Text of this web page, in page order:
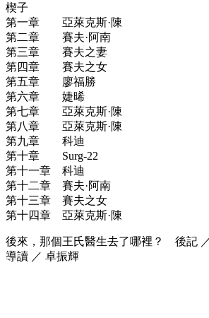
楔子
第一章 亞萊克斯·陳
第二章 賽夫·阿南
第三章 賽夫之妻
第四章 賽夫之女
第五章 廖福勝
第六章 婕晞
第七章 亞萊克斯·陳
第八章 亞萊克斯·陳
第九章 科迪
第十章 Surg-22
第十一章 科迪
第十二章 賽夫·阿南
第十三章 賽夫之女
第十四章 亞萊克斯·陳
後來，那個王氏醫生去了哪裡？ 後記
導讀 ／ 卓振輝